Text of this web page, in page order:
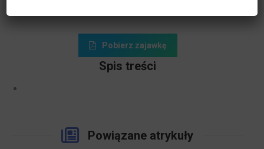
Pobierz zajawkę
Spis treści
Powiązane atrykuły